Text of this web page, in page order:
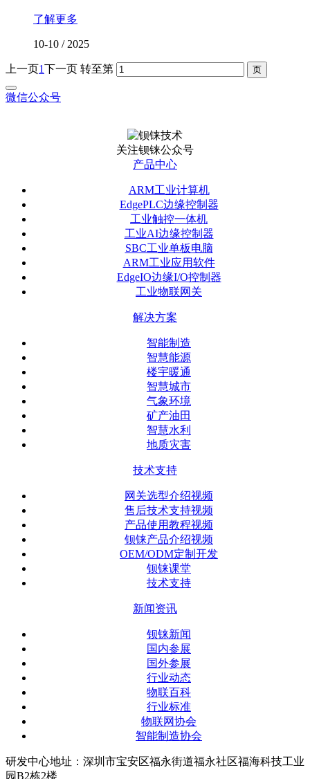
了解更多
10-10 / 2025
上一页1下一页 转至第
微信公众号
关注钡铼公众号
产品中心
ARM工业计算机
EdgePLC边缘控制器
工业触控一体机
工业AI边缘控制器
SBC工业单板电脑
ARM工业应用软件
EdgeIO边缘I/O控制器
工业物联网关
解决方案
智能制造
智慧能源
楼宇暖通
智慧城市
气象环境
矿产油田
智慧水利
地质灾害
技术支持
网关选型介绍视频
售后技术支持视频
产品使用教程视频
钡铼产品介绍视频
OEM/ODM定制开发
钡铼课堂
技术支持
新闻资讯
钡铼新闻
国内参展
国外参展
行业动态
物联百科
行业标准
物联网协会
智能制造协会
研发中心地址：深圳市宝安区福永街道福永社区福海科技工业
园B2栋2楼